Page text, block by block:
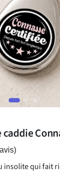
insolite qui fait